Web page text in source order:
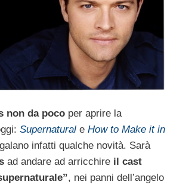
non da poco per aprire la
Supernatural e How to Make it in
infatti qualche novità. Sarà
ad andare ad arricchire il cast
, nei panni dell’angelo